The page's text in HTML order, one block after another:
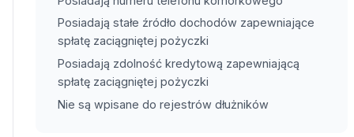
Posiadają stałe źródło dochodów zapewniające
spłatę zaciągniętej pożyczki
Posiadają zdolność kredytową zapewniającą
spłatę zaciągniętej pożyczki
Nie są wpisane do rejestrów dłużników